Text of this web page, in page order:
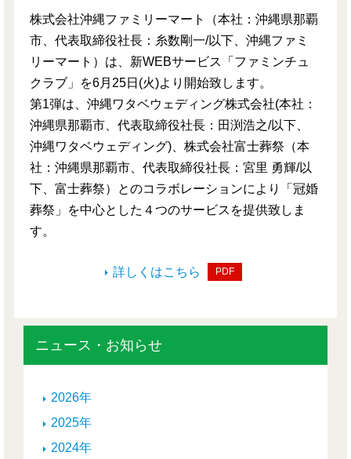
株式会社沖縄ファミリーマート（本社：沖縄県那覇
市、代表取締役社長：糸数剛一/以下、沖縄ファミ
リーマート）は、新WEBサービス「ファミンチュ
クラブ」を6月25日(火)より開始致します。
第1弾は、沖縄ワタベウェディング株式会社(本社：
沖縄県那覇市、代表取締役社長：田渕浩之/以下、
沖縄ワタベウェディング)、株式会社富士葬祭（本
社：沖縄県那覇市、代表取締役社長：宮里 勇輝/以
下、富士葬祭）とのコラボレーションにより「冠婚
葬祭」を中心とした４つのサービスを提供致しま
す。
詳しくはこちら PDF
ニュース・お知らせ
2026年
2025年
2024年